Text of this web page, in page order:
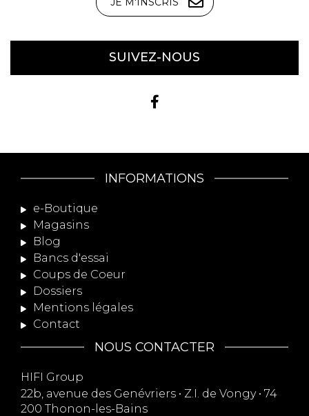
SUIVEZ-NOUS
INFORMATIONS
e-Boutique
Magasins
Blog
Bancs d'essai
Coups de Coeur
Dossiers
Mentions légales
Contact
NOUS CONTACTER
HIFI Group
22b, avenue des Genévriers • Z.I. de Vongy • 74
200 Thonon-les-Bains